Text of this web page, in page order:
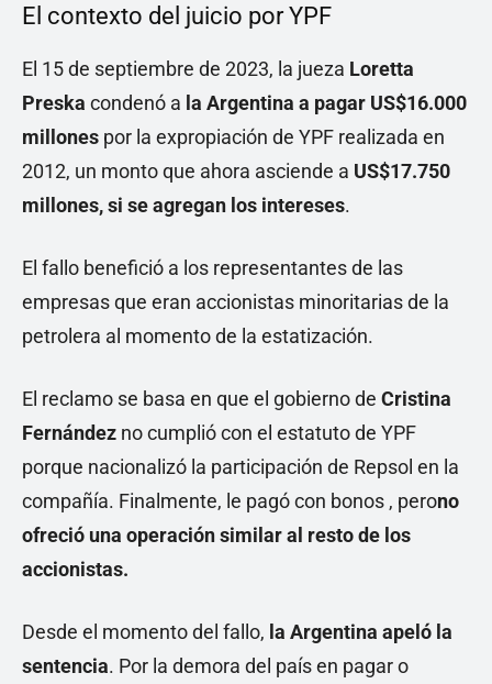
El contexto del juicio por YPF
El 15 de septiembre de 2023, la jueza Loretta
Preska condenó a la Argentina a pagar US$16.000
millones por la expropiación de YPF realizada en
2012, un monto que ahora asciende a US$17.750
millones, si se agregan los intereses.
El fallo benefició a los representantes de las
empresas que eran accionistas minoritarias de la
petrolera al momento de la estatización.
El reclamo se basa en que el gobierno de Cristina
Fernández no cumplió con el estatuto de YPF
porque nacionalizó la participación de Repsol en la
compañía. Finalmente, le pagó con bonos , perono
ofreció una operación similar al resto de los
accionistas.
Desde el momento del fallo, la Argentina apeló la
sentencia. Por la demora del país en pagar o